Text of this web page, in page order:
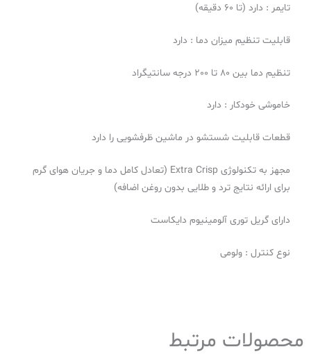
تایمر : دارد (تا 60 دقیقه)
قابلیت تنظیم میزان دما : دارد
تنظیم دما بین 80 تا 200 درجه سانتیگراد
خاموشی خودکار : دارد
قطعات قابلیت شستشو در ماشین ظرفشویی را دارد
مجهز به تکنولوژی Extra Crisp (تعادل کامل دما و جریان هوای گرم
برای ارائه نتایج ترد و طلایی بدون روغن اضافه)
دارای گریل توری آلومینیوم دایکاست
نوع کنترل : ولومی
محصولات مرتبط